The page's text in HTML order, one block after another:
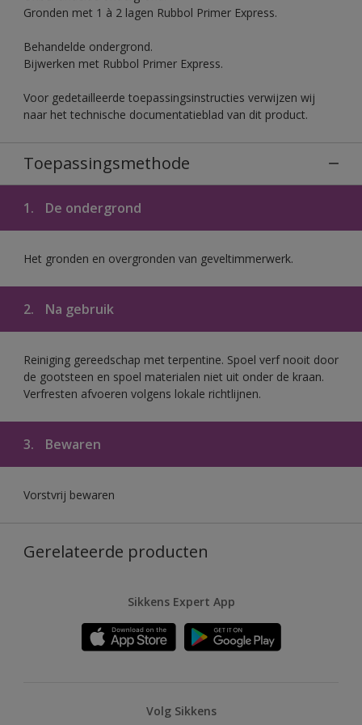
Gronden met 1 à 2 lagen Rubbol Primer Express.
Behandelde ondergrond.
Bijwerken met Rubbol Primer Express.
Voor gedetailleerde toepassingsinstructies verwijzen wij
naar het technische documentatieblad van dit product.
Toepassingsmethode
1. De ondergrond
Het gronden en overgronden van geveltimmerwerk.
2. Na gebruik
Reiniging gereedschap met terpentine. Spoel verf nooit door
de gootsteen en spoel materialen niet uit onder de kraan.
Verfresten afvoeren volgens lokale richtlijnen.
3. Bewaren
Vorstvrij bewaren
Gerelateerde producten
Sikkens Expert App
Volg Sikkens